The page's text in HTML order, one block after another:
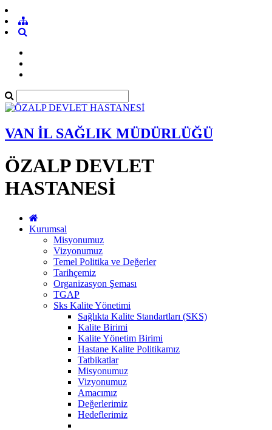
VAN İL SAĞLIK MÜDÜRLÜĞÜ
ÖZALP DEVLET
HASTANESİ
Kurumsal
Misyonumuz
Vizyonumuz
Temel Politika ve Değerler
Tarihçemiz
Organizasyon Şeması
TGAP
Sks Kalite Yönetimi
Sağlıkta Kalite Standartları (SKS)
Kalite Birimi
Kalite Yönetim Birimi
Hastane Kalite Politikamız
Tatbikatlar
Misyonumuz
Vizyonumuz
Amacımız
Değerlerimiz
Hedeflerimiz